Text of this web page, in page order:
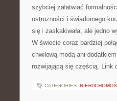
szybciej załatwiać
ostrożności i świadomego
się i zaskakiwała, ale jedno
W świecie coraz bardziej
chwilową modą ani
rozwijającą się częścią. Link
CATEGORIES: